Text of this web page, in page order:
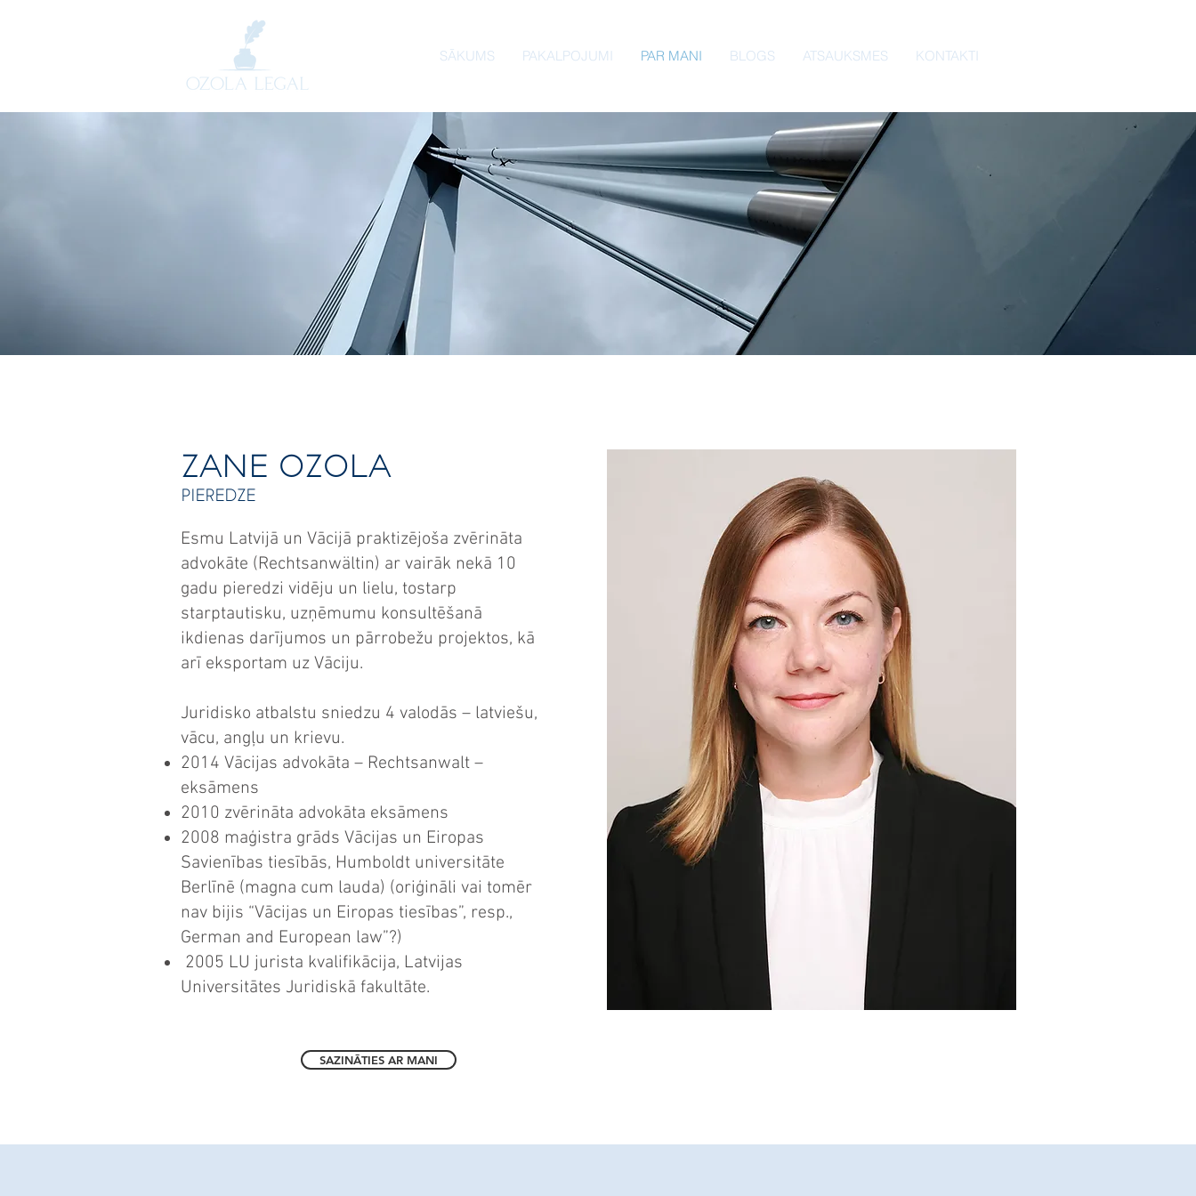
SĀKUMS PAKALPOJUMI PAR MANI BLOGS ATSAUKSMES KONTAKTI
ZANE OZOLA
PIEREDZE
Esmu Latvijā un Vācijā praktizējoša zvērināta
advokāte (Rechtsanwältin) ar vairāk nekā 10
gadu pieredzi vidēju un lielu, tostarp
starptautisku, uzņēmumu konsultēšanā
ikdienas darījumos un pārrobežu projektos, kā
arī eksportam uz Vāciju.
Juridisko atbalstu sniedzu 4 valodās – latviešu,
vācu, angļu un krievu.
2014 Vācijas advokāta – Rechtsanwalt –
eksāmens
2010 zvērināta advokāta eksāmens
2008 maģistra grāds Vācijas un Eiropas
Savienības tiesībās, Humboldt universitāte
Berlīnē (magna cum lauda) (oriģināli vai tomēr
nav bijis “Vācijas un Eiropas tiesības”, resp.,
German and European law”?)
2005 LU jurista kvalifikācija, Latvijas
Universitātes Juridiskā fakultāte.
SAZINĀTIES AR MANI